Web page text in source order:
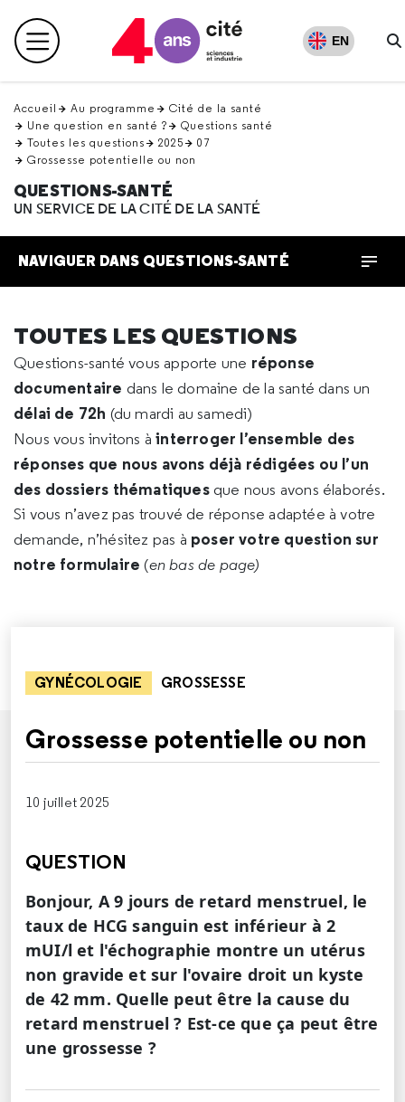
en
haut Menu principal EN
Accueil Au programme
Cité de la santé
Une question en santé ?
Questions santé
Toutes les questions
2025
07
Grossesse potentielle ou non
QUESTIONS-SANTÉ
UN SERVICE DE LA CITÉ DE LA SANTÉ
NAVIGUER DANS QUESTIONS-SANTÉ
TOUTES LES QUESTIONS
Questions-santé vous apporte une réponse
documentaire dans le domaine de la santé dans un
délai de 72h (du mardi au samedi)
Nous vous invitons àinterroger l’ensemble des
réponses que nous avons déjà rédigées ou l’un
des dossiers thématiques que nous avons élaborés.
Si vous n’avez pas trouvé de réponse adaptée à votre
demande, n’hésitez pas à poser votre question sur
notre formulaire (en bas de page)
GYNÉCOLOGIE GROSSESSE
Grossesse potentielle ou non
10 juillet 2025
QUESTION
Bonjour, A 9 jours de retard menstruel, le
taux de HCG sanguin est inférieur à 2
mUI/l et l'échographie montre un utérus
non gravide et sur l'ovaire droit un kyste
de 42 mm. Quelle peut être la cause du
retard menstruel ? Est-ce que ça peut être
une grossesse ?